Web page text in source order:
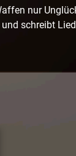
nur
schreibt